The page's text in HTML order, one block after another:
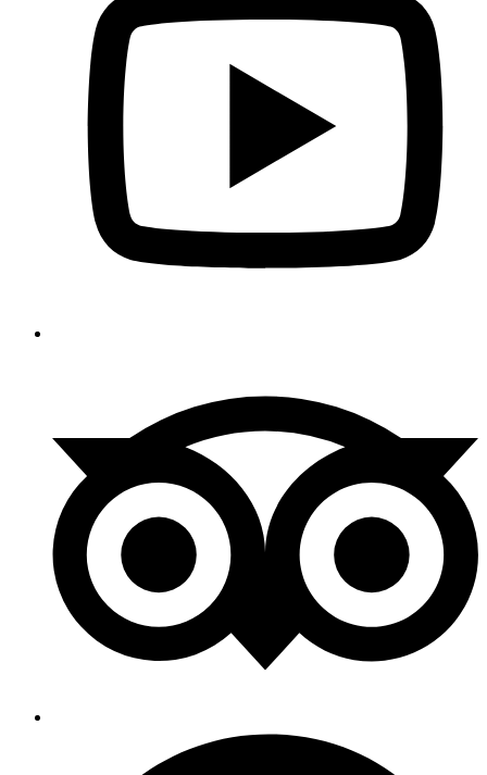
Sensations garanties
: Une aventure rafraîchissante, pleine
d’adrénaline et de découvertes naturelles.
Accessibilité
: Des parcours adaptés à tous les niveaux, dès 8
ans, et même pour les personnes à mobilité réduite.
Découverte unique
: Explorez des sites naturels secrets,
inaccessibles autrement.
Encadrement professionnel
: Guides diplômés, matériel de
qualité fourni (combinaison néoprène, casque, etc.).
Activités de groupe
: Idéal pour les familles, amis, séminaires
d'entreprise, EVG/EVJF.
Un maillot de bain